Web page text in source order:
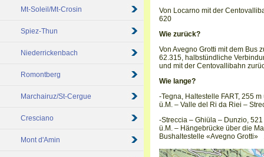
Mt-Soleil/Mt-Crosin
Spiez-Thun
Niederrickenbach
Romontberg
Marchairuz/St-Cergue
Cresciano
Mont d'Amin
Von Locarno mit der
620
Wie zurück?
Von Avegno Grotti mit dem Bus
62.315, halbstündliche
und mit der Centovallibahn
Wie lange?
-Tegna, Haltestelle FART, 255
ü.M. – Valle del Ri da Riei –
-Streccia – Ghiüla – Dunzio,
ü.M. – Hängebrücke über die
Bushaltestelle «Avegno Grotti»